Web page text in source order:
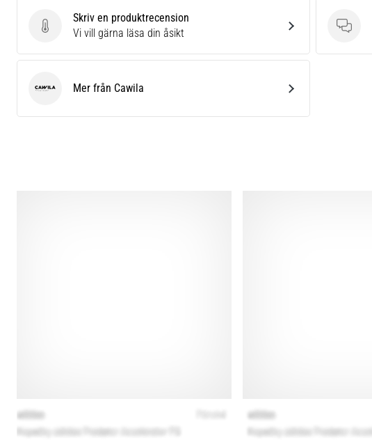
Skriv en produktrecension
Skriv en produktrecension
Vi vill gärna läsa din åsikt
Frågor
Cawila Mer från Cawila